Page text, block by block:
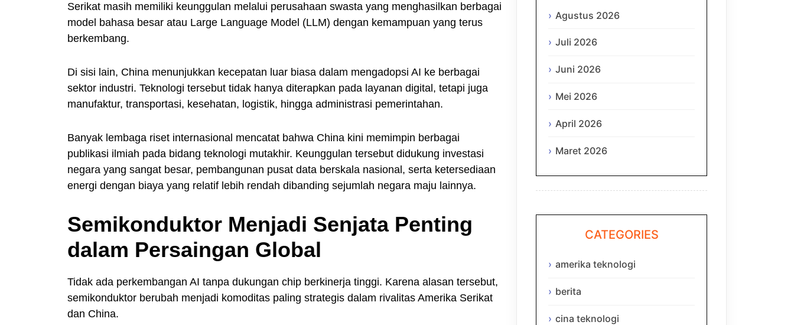
Serikat masih memiliki keunggulan melalui perusahaan swasta yang menghasilkan berbagai
model bahasa besar atau Large Language Model (LLM) dengan kemampuan yang terus
berkembang.
Di sisi lain, China menunjukkan kecepatan luar biasa dalam mengadopsi AI ke berbagai
sektor industri. Teknologi tersebut tidak hanya diterapkan pada layanan digital, tetapi juga
manufaktur, transportasi, kesehatan, logistik, hingga administrasi pemerintahan.
Banyak lembaga riset internasional mencatat bahwa China kini memimpin berbagai
publikasi ilmiah pada bidang teknologi mutakhir. Keunggulan tersebut didukung investasi
negara yang sangat besar, pembangunan pusat data berskala nasional, serta ketersediaan
energi dengan biaya yang relatif lebih rendah dibanding sejumlah negara maju lainnya.
Semikonduktor Menjadi Senjata Penting
dalam Persaingan Global
Tidak ada perkembangan AI tanpa dukungan chip berkinerja tinggi. Karena alasan tersebut,
semikonduktor berubah menjadi komoditas paling strategis dalam rivalitas Amerika Serikat
dan China.
Agustus 2026
Juli 2026
Juni 2026
Mei 2026
April 2026
Maret 2026
CATEGORIES
amerika teknologi
berita
cina teknologi